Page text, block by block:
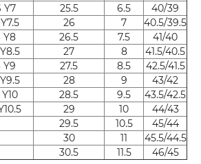
Y7 25.5 6.5
40/39
26 7
40.5/39.5
Y8 26.5 7.5
41/40
27 8
41.5/40.5
Y9 27.5 8.5
42.5/41.5
28 9
43/42
28.5 9.5
43.5/42.5
29 10
44/43
29.5 10.5
45/44
30 11
45.5/44.5
30.5 11.5 46/45